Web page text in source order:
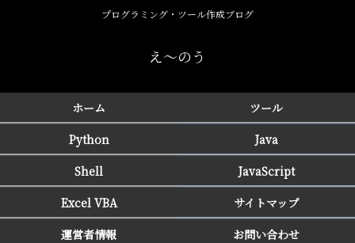
プログラミング・ツール作成ブログ
え〜のう
ホーム
ツール
Python
Java
Shell
JavaScript
Excel VBA
サイトマップ
運営者情報
お問い合わせ